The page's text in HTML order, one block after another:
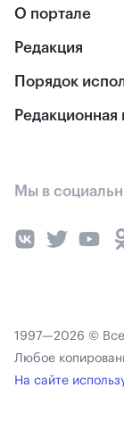
О портале
Редакция
Порядок
Редакционная
Мы в
1997—2026 ©
Любое
На сайте